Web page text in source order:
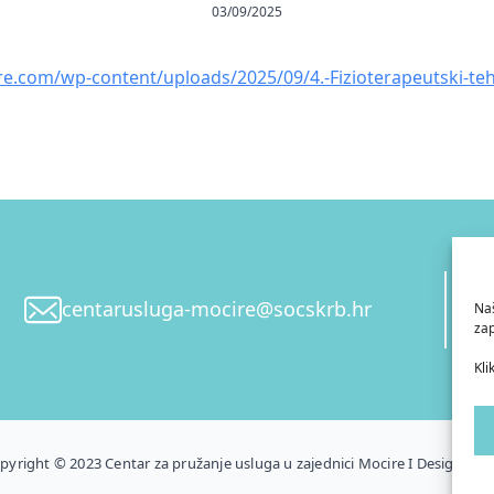
03/09/2025
wp-content/uploads/2025/09/4.-Fizioterapeutski-
centarusluga-mocire@socskrb.hr
© 2023 Centar za pružanje usluga u zajednici Mocire I Design by